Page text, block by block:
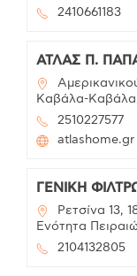
2410661183
ΑΤΛΑΣ Π.
Καβάλα-
2510227577
atlashome.gr
ΓΕΝΙΚΗ
Ρετσίνα 13,
Ενότητα
2104132805